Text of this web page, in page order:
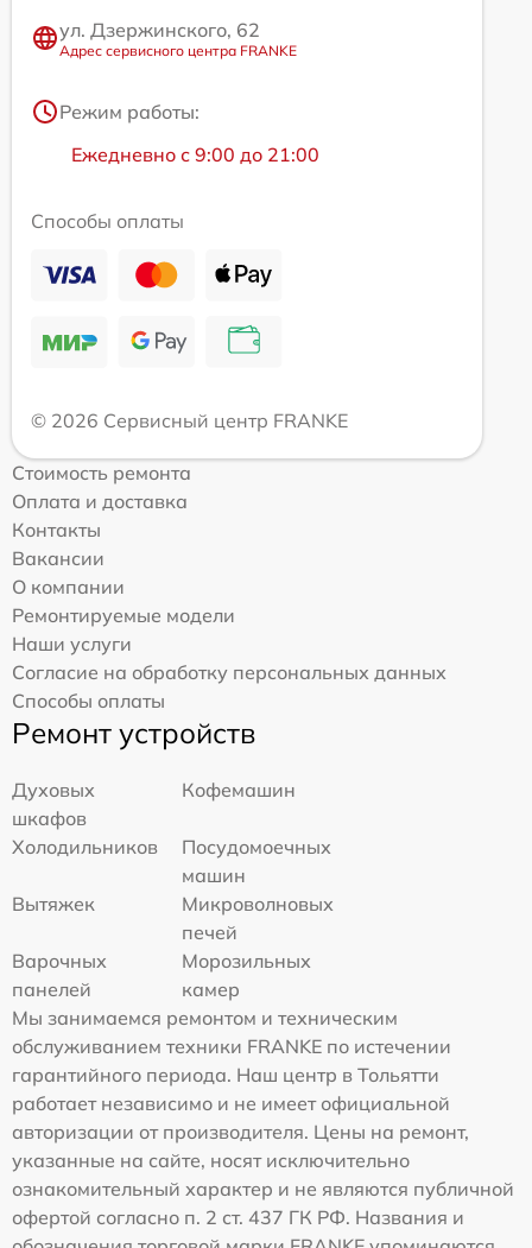
ул. Дзержинского, 62
Адрес сервисного центра FRANKE
Режим работы:
Ежедневно с 9:00 до 21:00
Способы оплаты
© 2026 Сервисный центр FRANKE
Стоимость ремонта
Оплата и доставка
Контакты
Вакансии
О компании
Ремонтируемые модели
Наши услуги
Согласие на обработку персональных данных
Способы оплаты
Ремонт устройств
Духовых
шкафов
Кофемашин
Холодильников
Посудомоечных
машин
Вытяжек
Микроволновых
печей
Варочных
панелей
Морозильных
камер
Мы занимаемся ремонтом и техническим
обслуживанием техники FRANKE по истечении
гарантийного периода. Наш центр в Тольятти
работает независимо и не имеет официальной
авторизации от производителя. Цены на ремонт,
указанные на сайте, носят исключительно
ознакомительный характер и не являются публичной
офертой согласно п. 2 ст. 437 ГК РФ. Названия и